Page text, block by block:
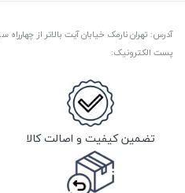
پست الکترونیک:
تضمین کیفیت و اصالت کالا